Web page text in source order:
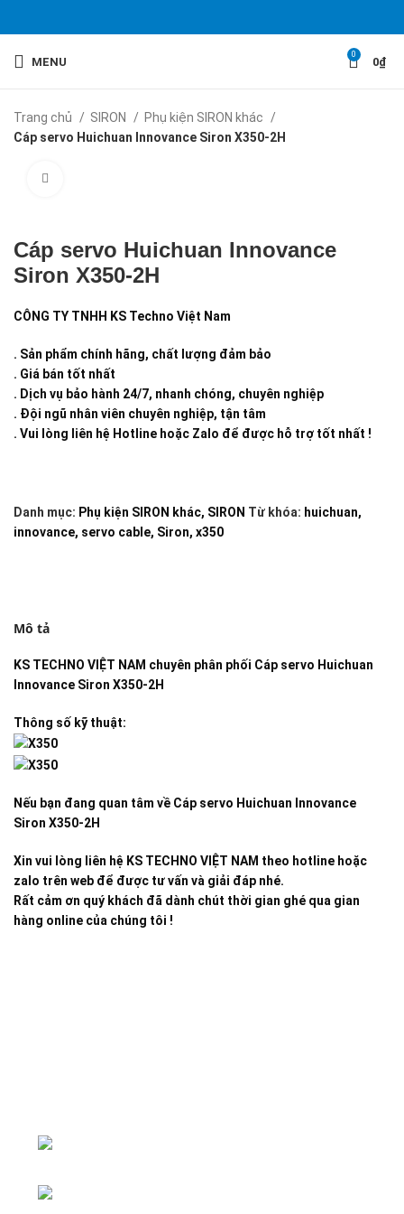
MENU
0
0₫
Trang chủ SIRON
Phụ kiện SIRON khác
Cáp servo Huichuan Innovance Siron X350-2H
Cáp servo Huichuan Innovance
Siron X350-2H
CÔNG TY TNHH KS Techno Việt Nam
. Sản phẩm chính hãng, chất lượng đảm bảo
. Giá bán tốt nhất
. Dịch vụ bảo hành 24/7, nhanh chóng, chuyên nghiệp
. Đội ngũ nhân viên chuyên nghiệp, tận tâm
. Vui lòng liên hệ Hotline hoặc Zalo để được hỗ trợ tốt nhất !
Danh mục: Phụ kiện SIRON khác, SIRON Từ khóa: huichuan,
innovance, servo cable, Siron, x350
Mô tả
KS TECHNO VIỆT NAM chuyên phân phối Cáp servo Huichuan
Innovance Siron X350-2H
Thông số kỹ thuật:
Nếu bạn đang quan tâm về Cáp servo Huichuan Innovance
Siron X350-2H
Xin vui lòng liên hệ KS TECHNO VIỆT NAM theo hotline hoặc
zalo trên web để được tư vấn và giải đáp nhé.
Rất cảm ơn quý khách đã dành chút thời gian ghé qua gian
hàng online của chúng tôi !